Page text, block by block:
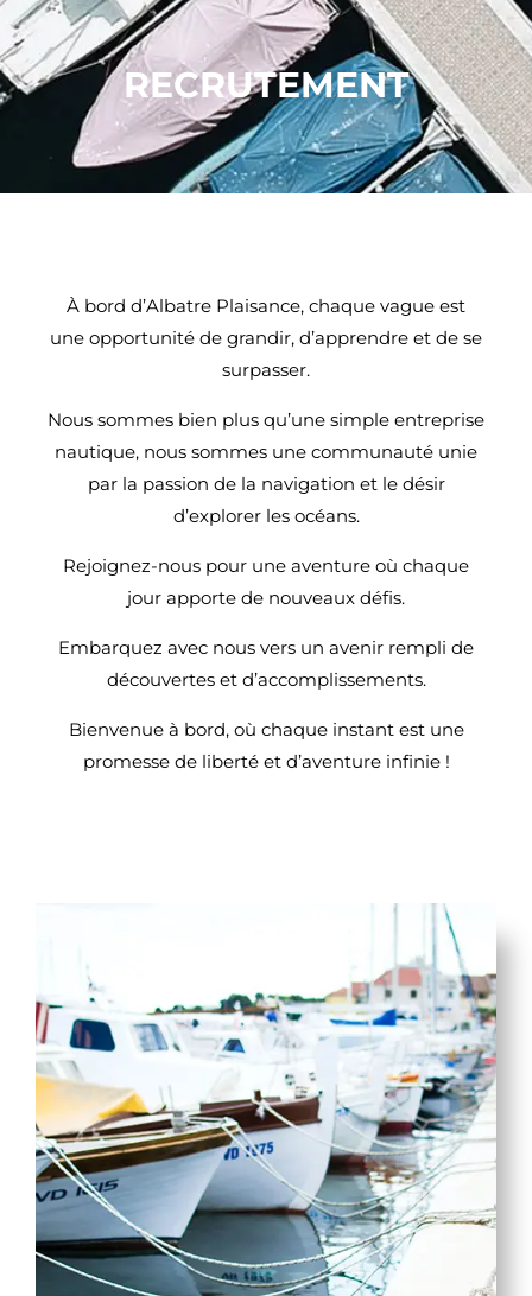
RECRUTEMENT
À bord d’Albatre Plaisance, chaque vague est
une opportunité de grandir, d’apprendre et de se
surpasser.
Nous sommes bien plus qu’une simple entreprise
nautique, nous sommes une communauté unie
par la passion de la navigation et le désir
d’explorer les océans.
Rejoignez-nous pour une aventure où chaque
jour apporte de nouveaux défis.
Embarquez avec nous vers un avenir rempli de
découvertes et d’accomplissements.
Bienvenue à bord, où chaque instant est une
promesse de liberté et d’aventure infinie !